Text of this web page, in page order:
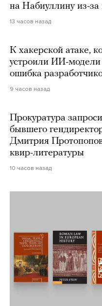
на Набиуллину из-за
13 часов назад
К хакерской атаке,
устроили ИИ-
ошибка
9 часов назад
Прокуратура
бывшего
Дмитрия
квир-литературы
10 часов назад